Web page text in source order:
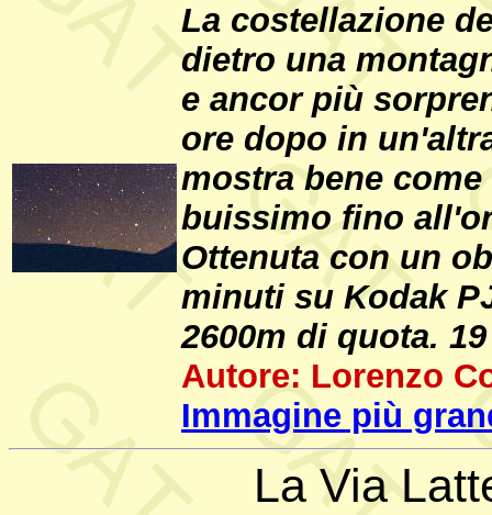
La costellazione
dietro una
e ancor più
ore dopo in
mostra bene
buissimo fino
Ottenuta con un
minuti su Kodak
2600m di quota.
Autore: Lorenzo
Immagine più
La Via